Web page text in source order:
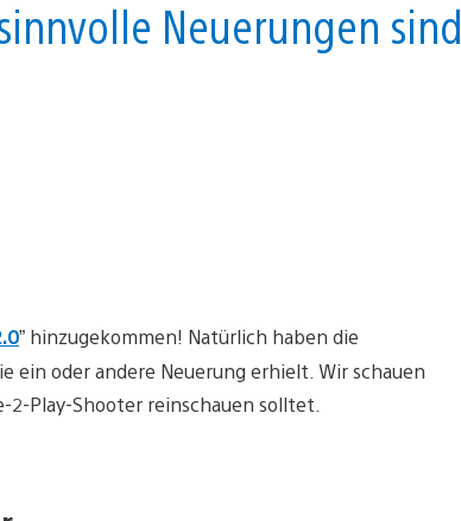
Neuerungen sind
” hinzugekommen! Natürlich haben die
ein oder andere Neuerung erhielt. Wir schauen
Play-Shooter reinschauen solltet.